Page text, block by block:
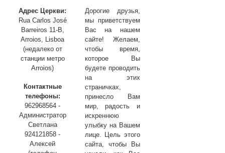
превозносится»
Адрес Церкви:
Rua Carlos José
Barreiros 11-B,
Arroios, Lisboa
(недалеко от
станции метро
Arroios)
Контактные
телефоны:
962968564 -
Администратор
Светлана
924121858 -
Алексей
Дорогие друзья,
мы приветствуем
Вас на нашем
сайте! Желаем,
чтобы время,
которое Вы
будете проводить
на этих
страничках,
принесло Вам
мир, радость и
искреннюю
улыбку на Вашем
лице. Цель этого
сайта, чтобы Вы